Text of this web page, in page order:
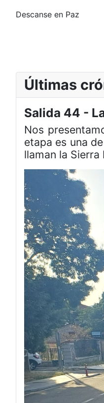
Descanse en Paz
Últimas
Salida 44 -
Nos
etapa es una
llaman la Sierra